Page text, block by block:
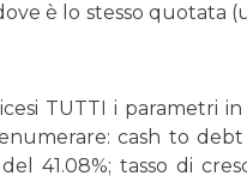
è lo stesso quotata
TUTTI i parametri
cash to debt
41.08%; tasso di